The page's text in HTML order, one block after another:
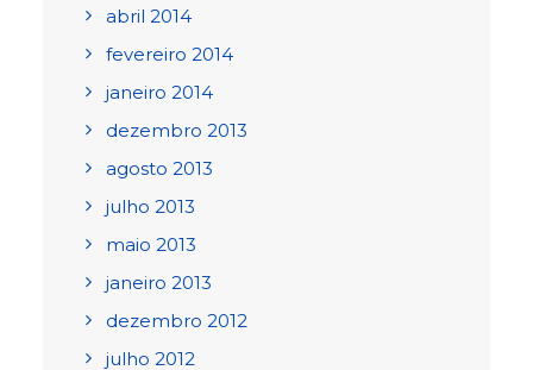
abril 2014
fevereiro 2014
janeiro 2014
dezembro 2013
agosto 2013
julho 2013
maio 2013
janeiro 2013
dezembro 2012
julho 2012